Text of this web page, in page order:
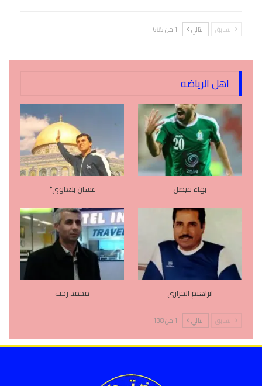
السابق التالي 1 من 685
اهل الرياضه
بهاء فيصل غسان بلعاوي*
ابراهيم الجزازي محمد رجب
السابق التالي 1 من 138